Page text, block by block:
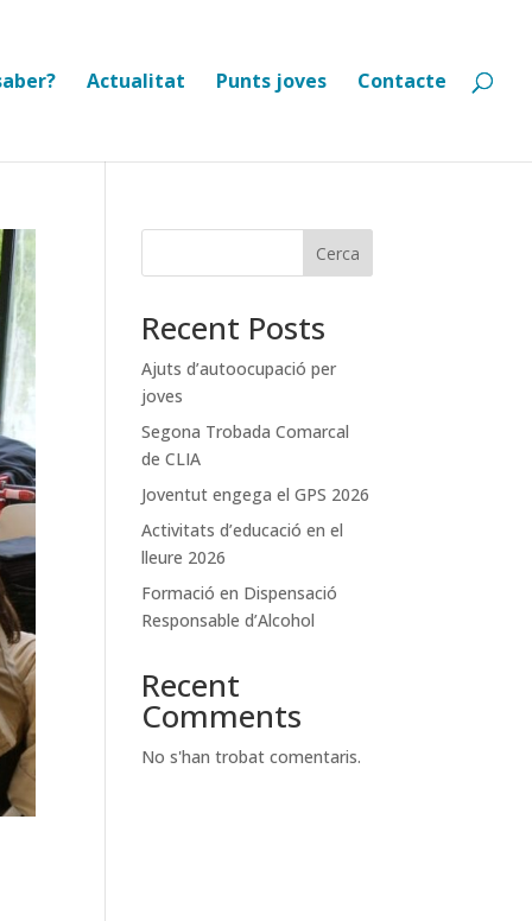
Actualitat Punts joves Contacte
Cerca
Recent Posts
Ajuts d’autoocupació per
joves
Segona Trobada Comarcal
de CLIA
Joventut engega el GPS 2026
Activitats d’educació en el
lleure 2026
Formació en Dispensació
Responsable d’Alcohol
Recent
Comments
No s'han trobat comentaris.